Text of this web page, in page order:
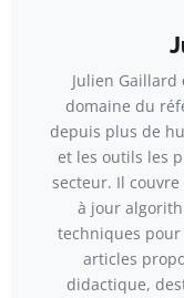
Julien
domaine du
depuis plus de
et les outils les
secteur. Il
à jour
techniques
articles
didactique,